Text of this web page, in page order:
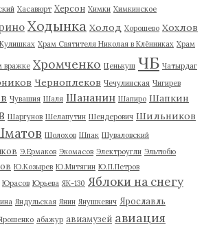
Хасавюрт Херсон Химки Химкинское
Ходынка Холод Хорошево Хохлов
Храм Святителя Николая в Клённиках Храм
вражке Хромченко Ценькуш ЧБ Чатырдаг
Черноплеков Чечулинская Чигирев
Чувашия Шаля Шананин Шапиро Шапкин
Шаргунов Шелапутин Шендерович Шильников
Шолохов Шпак Шуваловский
Э.Ермаков Экомасов Электроугли Эльтюбю
Ю.Козырев Ю.Митягин Ю.П.Петров
Юрасов Юрьева ЯК-130 Яблоки на снегу
Яндульская Янин Янушкевич Ярославль
абажур авиамузей авиация